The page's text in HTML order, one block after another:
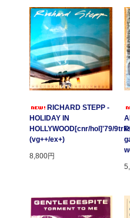
RICHARD STEPP -
HOLIDAY IN
HOLLYWOOD[cnr/hol]'79/
(vg++/ex+)
8,800円